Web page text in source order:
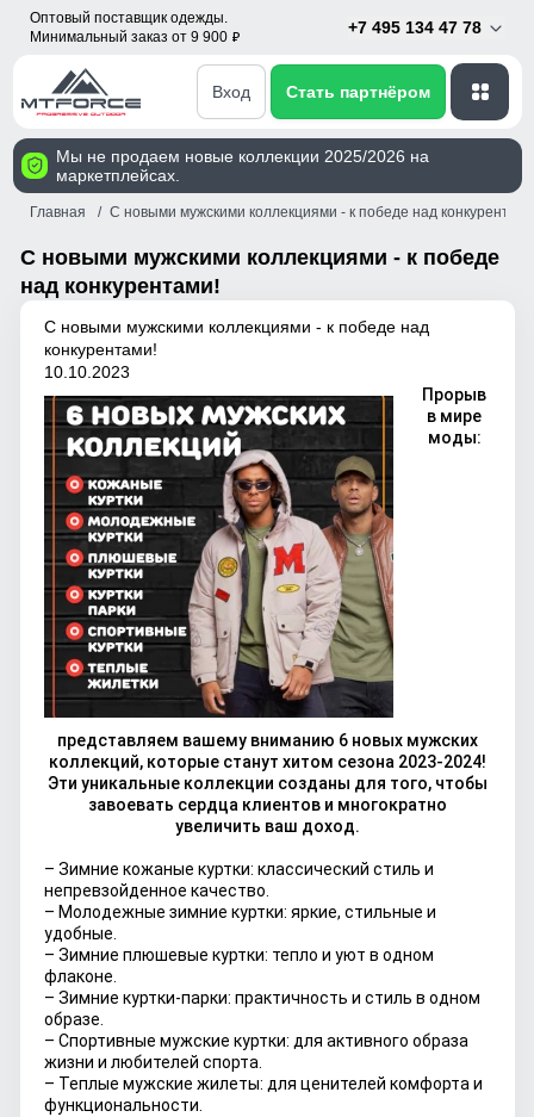
Оптовый поставщик одежды.
Минимальный заказ от 9 900 p
+7 495 134 47 78
Вход Стать партнёром
Мы не продаем новые коллекции 2025/2026 на
маркетплейсах.
Главная С новыми мужскими коллекциями - к победе над
С новыми мужскими коллекциями - к победе
над конкурентами!
С новыми мужскими коллекциями - к победе над
конкурентами!
10.10.2023
Прорыв
в мире
моды:
представляем вашему вниманию 6 новых мужских
коллекций, которые станут хитом сезона 2023-2024!
Эти уникальные коллекции созданы для того, чтобы
завоевать сердца клиентов и многократно
увеличить ваш доход.
– Зимние кожаные куртки: классический стиль и
непревзойденное качество.
– Молодежные зимние куртки: яркие, стильные и
удобные.
– Зимние плюшевые куртки: тепло и уют в одном
флаконе.
– Зимние куртки-парки: практичность и стиль в одном
образе.
– Спортивные мужские куртки: для активного образа
жизни и любителей спорта.
– Теплые мужские жилеты: для ценителей комфорта и
функциональности.